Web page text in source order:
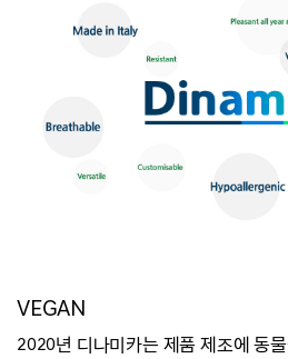
VEGAN
2020년 디나미카는 제품 제조에 동